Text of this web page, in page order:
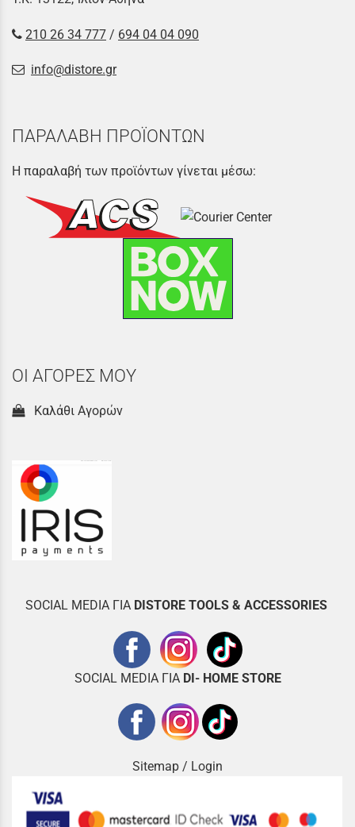
210 26 34 777 / 694 04 04 090
info@distore.gr
ΠΑΡΑΛΑΒΗ ΠΡΟΪΟΝΤΩΝ
Η παραλαβή των προϊόντων γίνεται μέσω:
ΟΙ ΑΓΟΡΕΣ ΜΟΥ
Καλάθι Αγορών
SOCIAL MEDIA ΓΙΑ DISTORE TOOLS & ACCESSORIES
SOCIAL MEDIA ΓΙΑ DI- HOME STORE
Sitemap / Login